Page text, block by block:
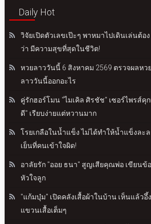
Daily Hot
วิจัยเปิดตัวเลขเป๊ะๆ พาหมาไปเดินเล่นต้อง
ว่า มีความสุขที่สุดในชีวิต!
หวยลาววันนี้ 6 สิงหาคม 2569 ตรวจผลหว
ลาววันนี้ออกอะไร
คู่รักฮอร์โมน "ไมเคิล ศิรชัช" เซอร์ไพรส์คุ
ดี" เรียบง่ายแต่หวานมาก
โรยเกลือในน้ำแข็ง ไม่ได้ทำให้น้ำแข็งละ
เย็นที่คนเข้าใจผิด!
อาลัยรัก "ออย ธนา" สูญเสียคุณพ่อ เขียนข้
หัวใจลูก
"แก้มบุ๋ม" เปิดคลังเสื้อผ้าในบ้าน เห็นแล้วอึ้
แขวนเสื้อเต็มๆ